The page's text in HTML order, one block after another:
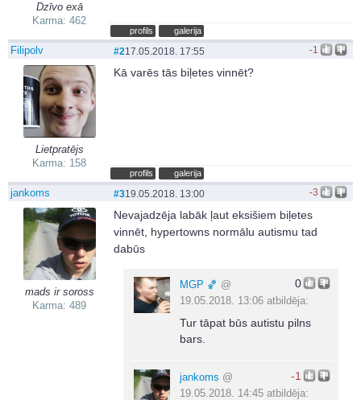
Dzīvo exā
Karma: 462
profils galerija
Filipolv
Lietpratējs
Karma: 158
-1
#217.05.2018. 17:55
Kā varēs tās biļetes vinnēt?
profils galerija
jankoms
mads ir soross
Karma: 489
-3
#319.05.2018. 13:00
Nevajadzēja labāk ļaut eksišiem biļetes
vinnēt, hypertowns normālu autismu tad
dabūs
0
MGΡ 🏀 @
19.05.2018. 13:06 atbildēja:
Tur tāpat būs autistu pilns
bars.
-1
jankoms @
19.05.2018. 14:45 atbildēja: